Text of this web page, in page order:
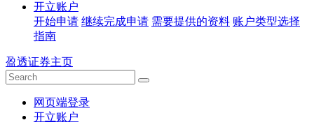
开立账户
开始申请 继续完成申请 需要提供的资料 账户类型选择
指南
盈透证券主页
网页端登录
开立账户